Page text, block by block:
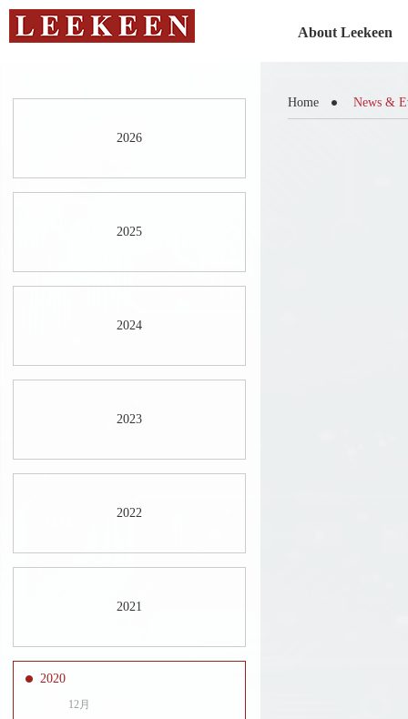
About Leekeen
2026
2025
2024
2023
2022
2021
2020
12月
Home News &